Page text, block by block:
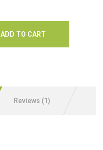
ADD TO CART
Reviews (1)